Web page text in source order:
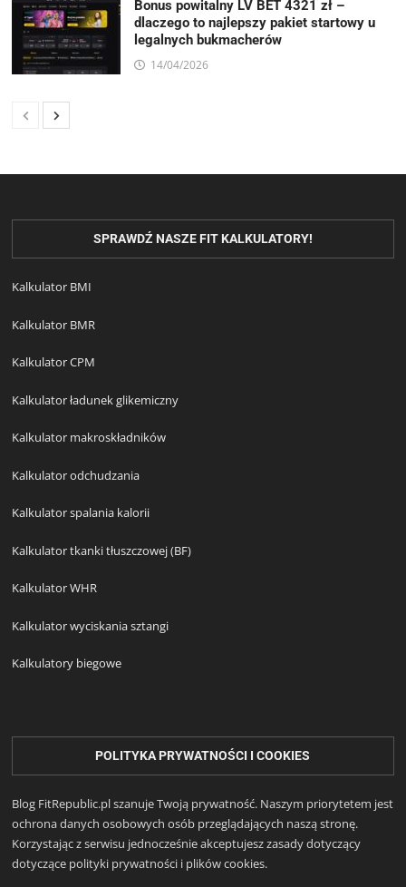
Bonus powitalny LV BET 4321 zł –
dlaczego to najlepszy pakiet startowy u
legalnych bukmacherów
14/04/2026
SPRAWDŹ NASZE FIT KALKULATORY!
Kalkulator BMI
Kalkulator BMR
Kalkulator CPM
Kalkulator ładunek glikemiczny
Kalkulator makroskładników
Kalkulator odchudzania
Kalkulator spalania kalorii
Kalkulator tkanki tłuszczowej (BF)
Kalkulator WHR
Kalkulator wyciskania sztangi
Kalkulatory biegowe
POLITYKA PRYWATNOŚCI I COOKIES
Blog FitRepublic.pl szanuje Twoją prywatność. Naszym priorytetem jest
ochrona danych osobowych osób przeglądających naszą stronę.
Korzystając z serwisu jednocześnie akceptujesz zasady dotyczący
dotyczące polityki prywatności i plików cookies.